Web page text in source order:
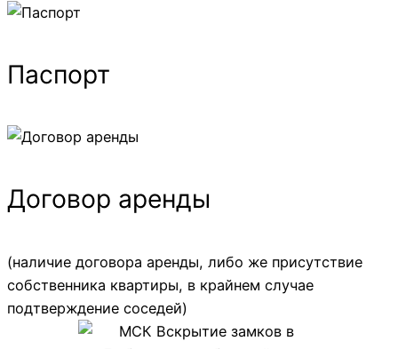
Паспорт
Договор аренды
(наличие договора аренды, либо же присутствие
собственника квартиры, в крайнем случае
подтверждение соседей)